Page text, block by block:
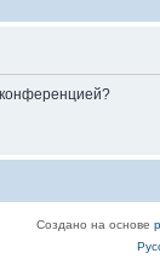
Создано на основе